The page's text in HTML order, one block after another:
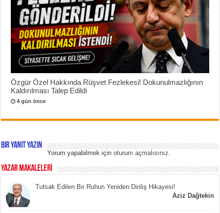
Özgür Özel Hakkında Rüşvet Fezlekesi! Dokunulmazlığının
Kaldırılması Talep Edildi
4 gün önce
Bir yanıt yazın
Yorum yapabilmek içinoturum açmalısınız
YAZAR MAKALELERİ
Tutsak Edilen Bir Ruhun Yeniden Diriliş Hikayesi!
Aziz Dağtekin